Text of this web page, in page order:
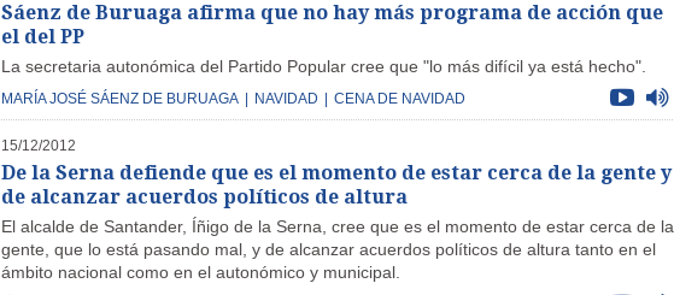
Sáenz de Buruaga afirma que no hay más programa de acción que
el del PP
La secretaria autonómica del Partido Popular cree que "lo más difícil ya está hecho".
MARÍA JOSÉ SÁENZ DE BURUAGA NAVIDAD CENA DE NAVIDAD
15/12/2012
De la Serna defiende que es el momento de estar cerca de la gente y
de alcanzar acuerdos políticos de altura
El alcalde de Santander, Íñigo de la Serna, cree que es el momento de estar cerca de la
gente, que lo está pasando mal, y de alcanzar acuerdos políticos de altura tanto en el
ámbito nacional como en el autonómico y municipal.